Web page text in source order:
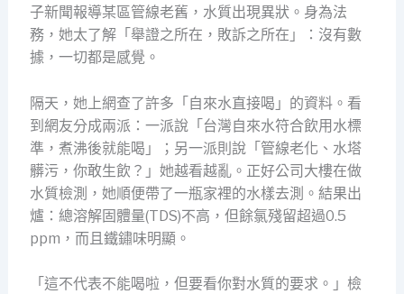
子新聞報導某區管線老舊，水質出現異狀。身為法
務，她太了解「舉證之所在，敗訴之所在」：沒有數
據，一切都是感覺。
隔天，她上網查了許多「自來水直接喝」的資料。看
到網友分成兩派：一派說「台灣自來水符合飲用水標
準，煮沸後就能喝」；另一派則說「管線老化、水塔
髒污，你敢生飲？」她越看越亂。正好公司大樓在做
水質檢測，她順便帶了一瓶家裡的水樣去測。結果出
爐：總溶解固體量(TDS)不高，但餘氯殘留超過0.5
ppm，而且鐵鏽味明顯。
「這不代表不能喝啦，但要看你對水質的要求。」檢